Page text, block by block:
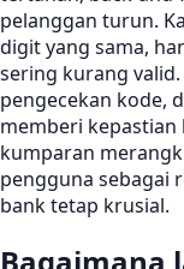
pelanggan turun.
digit yang sama,
sering kurang
pengecekan kode,
memberi kepastian
kumparan
pengguna sebagai
bank tetap krusial.